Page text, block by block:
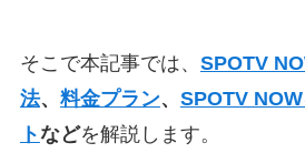
そこで本記事では、 SPOTV
法、 料金プラン、 SPOTV
トなどを解説します。